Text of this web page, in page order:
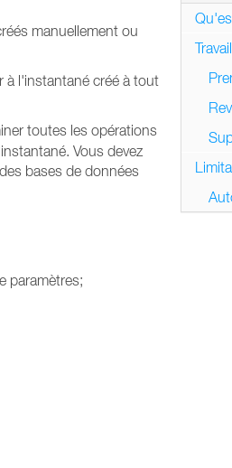
manuellement ou
à l'instantané créé à tout
toutes les opérations
Vous devez
bases de données
paramètres;